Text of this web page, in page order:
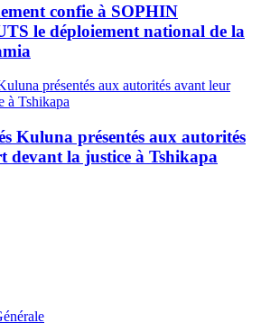
confie à SOPHIN
le déploiement national de la
Kuluna présentés aux autorités
devant la justice à Tshikapa